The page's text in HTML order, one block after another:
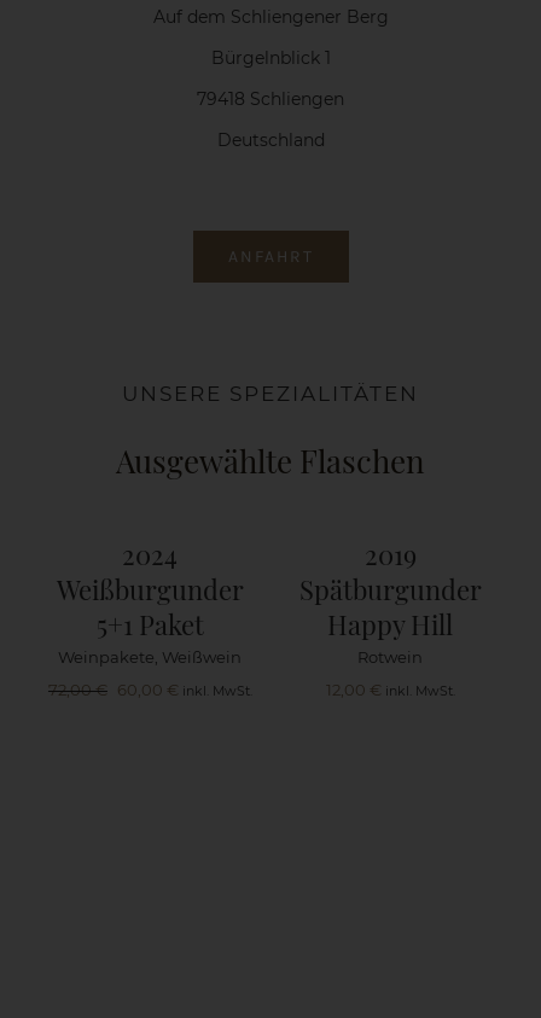
Auf dem Schliengener Berg
Bürgelnblick 1
79418 Schliengen
Deutschland
ANFAHRT
UNSERE SPEZIALITÄTEN
Ausgewählte Flaschen
2024
Weißburgunder
5+1 Paket
Weinpakete Weißwein
72,00€ Ursprünglicher
60,00 € Aktueller
inkl. MwSt.
2019
Spätburgunder
Happy Hill
Rotwein
12,00 € inkl. MwSt.